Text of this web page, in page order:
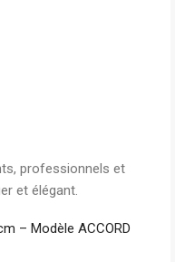
professionnels et
et élégant.
– Modèle ACCORD